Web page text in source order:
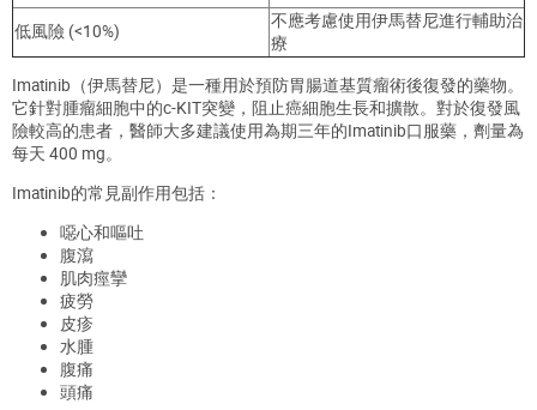
低風險 (<10%)
不應考慮使用伊馬替尼進行輔助治
療
Imatinib （伊馬替尼） 是一種用於預防胃腸道基質瘤術後復發的藥物。
它針對腫瘤細胞中的c-KIT突變，阻止癌細胞生長和擴散。對於復發風
險較高的患者，醫師大多建議使用為期三年的Imatinib口服藥，劑量為
每天 400 mg。
Imatinib的常見副作用包括：
噁心和嘔吐
腹瀉
肌肉痙攣
疲勞
皮疹
水腫
腹痛
頭痛